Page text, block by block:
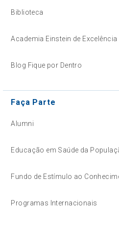
Biblioteca
Academia Einstein de Excelência
Blog Fique por Dentro
Faça Parte
Alumni
Educação em Saúde da
Fundo de Estímulo ao
Programas Internacionais